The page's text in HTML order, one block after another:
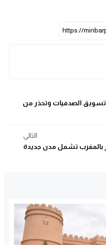
وتسويق الصدفيات وتحذر من
التالي
بالمغرب تشمل مدن جديدة